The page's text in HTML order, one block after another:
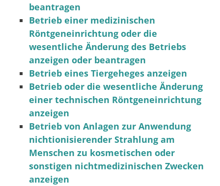
beantragen
Betrieb einer medizinischen
Röntgeneinrichtung oder die
wesentliche Änderung des Betriebs
anzeigen oder beantragen
Betrieb eines Tiergeheges anzeigen
Betrieb oder die wesentliche Änderung
einer technischen Röntgeneinrichtung
anzeigen
Betrieb von Anlagen zur Anwendung
nichtionisierender Strahlung am
Menschen zu kosmetischen oder
sonstigen nichtmedizinischen Zwecken
anzeigen